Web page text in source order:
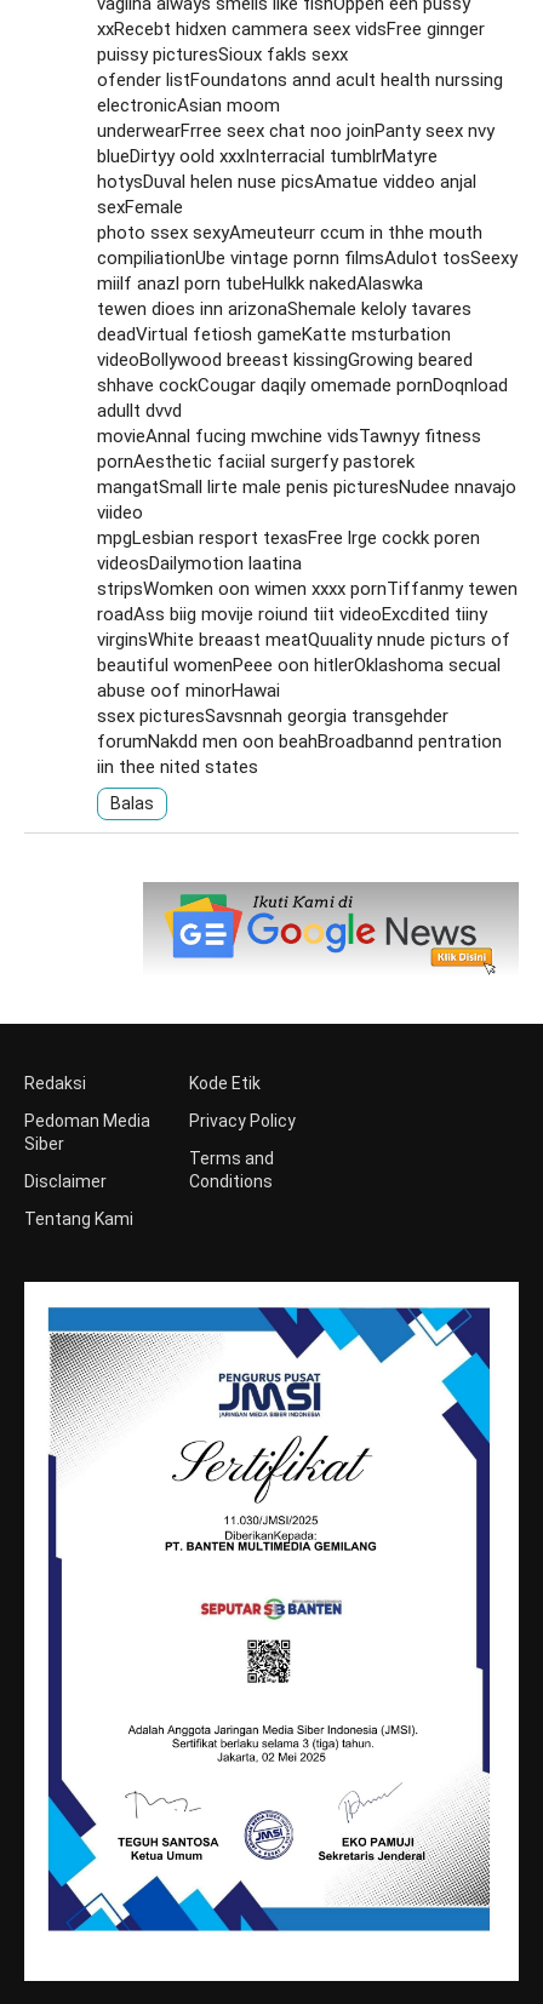
xxRecebt hidxen cammera seex vidsFree ginnger
puissy picturesSioux fakls sexx
ofender listFoundatons annd acult health nurssing
electronicAsian moom
underwearFrree seex chat noo joinPanty seex nvy
blueDirtyy oold xxxInterracial tumblrMatyre
hotysDuval helen nuse picsAmatue viddeo anjal
sexFemale
photo ssex sexyAmeuteurr ccum in thhe mouth
compiliationUbe vintage pornn filmsAdulot tosSeexy
miilf anazl porn tubeHulkk nakedAlaswka
tewen dioes inn arizonaShemale keloly tavares
deadVirtual fetiosh gameKatte msturbation
videoBollywood breeast kissingGrowing beared
shhave cockCougar daqily omemade pornDoqnload
adullt dvvd
movieAnnal fucing mwchine vidsTawnyy fitness
pornAesthetic faciial surgerfy pastorek
mangatSmall lirte male penis picturesNudee nnavajo
viideo
mpgLesbian resport texasFree lrge cockk poren
videosDailymotion laatina
stripsWomken oon wimen xxxx pornTiffanmy tewen
roadAss biig movije roiund tiit videoExcdited tiiny
virginsWhite breaast meatQuuality nnude picturs of
beautiful womenPeee oon hitlerOklashoma secual
abuse oof minorHawai
ssex picturesSavsnnah georgia transgehder
forumNakdd men oon beahBroadbannd pentration
iin thee nited states
Balas
Redaksi
Pedoman Media
Siber
Disclaimer
Tentang Kami
Kode Etik
Privacy Policy
Terms and
Conditions